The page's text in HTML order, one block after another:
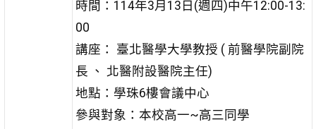
時間：114年3月13日(週四)中午12:00-13:
00
講座： 臺北醫學大學教授 ( 前醫學院副院
長 、 北醫附設醫院主任)
地點：學珠6樓會議中心
參與對象：本校高一~高三同學